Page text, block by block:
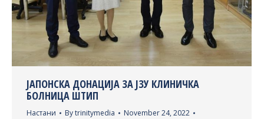
ЈАПОНСКА ДОНАЦИЈА ЗА ЈЗУ КЛИНИЧКА
БОЛНИЦА ШТИП
Настани Bytrinitymedia
November 24, 2022